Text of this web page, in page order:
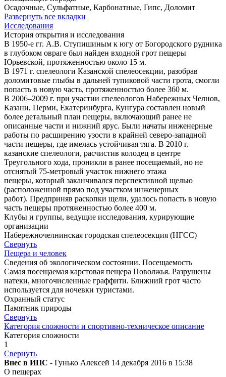
Осадочные, Сульфатные, Карбонатные, Гипс, Доломит
Развернуть все вкладки
Исследования
История открытия и исследования
В 1950-е гг. А.В. Ступишиным к югу от Богородского рудника
в глубоком овраге был найден входной грот пещеры
Юрьевской, протяженностью около 15 м.
В 1971 г. спелеологи Казанской спелеосекции, разобрав
доломитовые глыбы в дальней тупиковой части грота, смогли
попасть в новую часть, протяженностью более 360 м.
В 2006–2009 г. при участии спелеологов Набережных Челнов,
Казани, Перми, Екатеринбурга, Кунгура составлен новый
более детальный план пещеры, включающий ранее не
описанные части и нижний ярус. Были начаты инженерные
работы по расширению узости в крайней северо-западной
части пещеры, где имелась устойчивая тяга. В 2010 г.
казанские спелеологи, расчистив колодец в центре
Треугольного хода, проникли в ранее посещаемый, но не
отснятый 75-метровый участок нижнего этажа
пещеры, который заканчивался перспективной щелью
(расположенной прямо под участком инженерных
работ). Предприняв раскопки щели, удалось попасть в новую
часть пещеры протяженностью более 400 м.
Клубы и группы, ведущие исследования, курирующие
организации
Набережночелнинская городская спелеосекция (НГСС)
Свернуть
Пещера и человек
Сведения об экологическом состоянии. Посещаемость
Самая посещаемая карстовая пещера Поволжья. Разрушены
натеки, многочисленные граффити. Ближний грот часто
используется для ночевки туристами.
Охранный статус
Памятник природы
Свернуть
Категория сложности и спортивно-техническое описание
Категория сложности
1
Свернуть
Внес в ИПС - Гунько Алексей 14 декабря 2016 в 15:38
О пещерах